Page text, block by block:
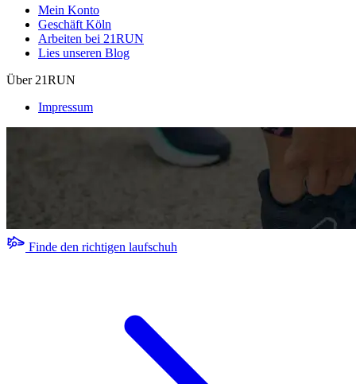
Mein Konto
Geschäft Köln
Arbeiten bei 21RUN
Lies unseren Blog
Über 21RUN
Impressum
Finde den richtigen laufschuh